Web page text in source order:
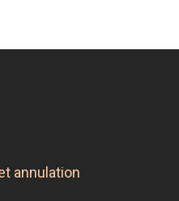
annulation